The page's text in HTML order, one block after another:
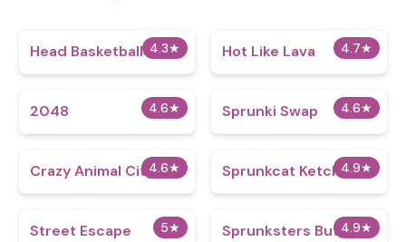
4.3★
Head Basketball 4.7★
Hot Like Lava
4.6★
2048 4.6★
Sprunki Swap
4.6★
Crazy Animal City 4.9★
Sprunkcat Ketchup
5★
Street Escape 4.9★
Sprunksters But So